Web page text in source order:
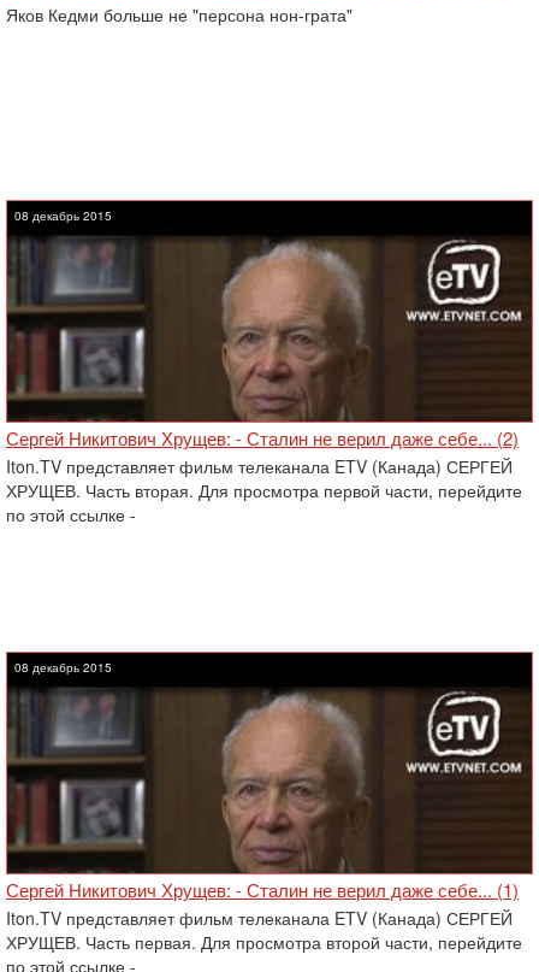
Яков Кедми больше не "персона нон-грата"
08 декабрь 2015
Сергей Никитович Хрущев: - Сталин не верил даже себе... (2)
Iton.TV представляет фильм телеканала ETV (Канада) СЕРГЕЙ
ХРУЩЕВ. Часть вторая. Для просмотра первой части, перейдите
по этой ссылке -
08 декабрь 2015
Сергей Никитович Хрущев: - Сталин не верил даже себе... (1)
Iton.TV представляет фильм телеканала ETV (Канада) СЕРГЕЙ
ХРУЩЕВ. Часть первая. Для просмотра второй части, перейдите
по этой ссылке -